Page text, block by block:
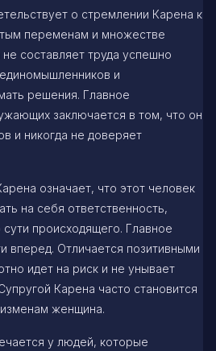
о стремлении Карена к
переменам и множестве
составляет труда успешно
и
решения. Главное
заключается в том, что он
и никогда не доверяет
означает, что этот человек
на себя ответственность,
происходящего. Главное
вперед. Отличается позитивными
идет на риск и не унывает
Карена часто становится
изменам женщина.
у людей, которые